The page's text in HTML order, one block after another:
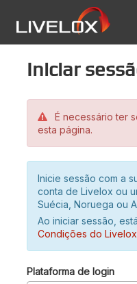
Iniciar
É necessário ter
esta página.
Inicie sessão com a
conta de Livelox ou
Suécia, Noruega ou
Ao iniciar sessão,
Condições do Livelox
Plataforma de login